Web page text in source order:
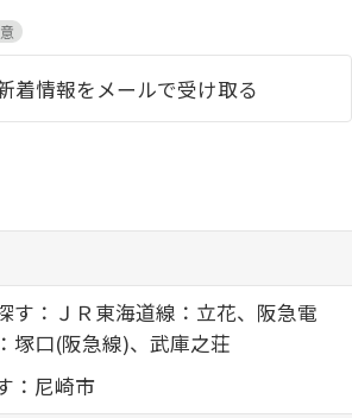
プを探す
着情報をメールで受け取る
す：ＪＲ東海道線：立花、阪急電
塚口(阪急線)、武庫之荘
：尼崎市